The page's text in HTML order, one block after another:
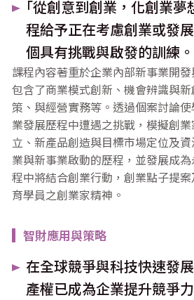
｢從創意到創業，化創業
程給予正在考慮創業或發
個具有挑戰與啟發的訓練。
課程內容著重於企業內部新事業開發
包含了商業模式創新、機會辨識與
策、與經營實務等。透過個案討論
業發展歷程中遭遇之挑戰，模擬創
立、新產品創造與目標市場定位及
業與新事業啟動的歷程，並發展成
程中將結合創業行動，創業點子提
育學員之創業家精神。
智財應用與策略
在全球競爭與科技快速發
產權已成為企業提升競爭